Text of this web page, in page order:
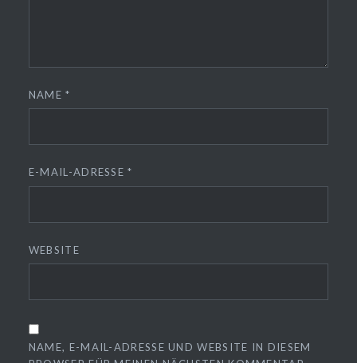
NAME*
E-MAIL-ADRESSE*
WEBSITE
NAME, E-MAIL-ADRESSE UND WEBSITE IN DIESEM